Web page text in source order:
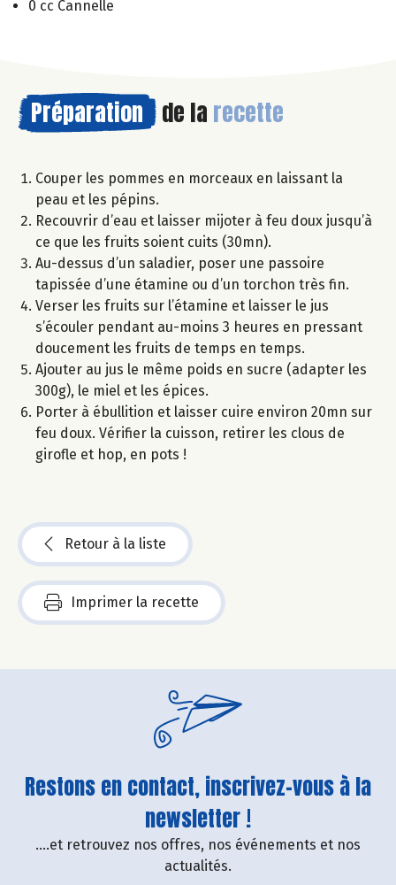
0 cc Cannelle
Préparation de la recette
Couper les pommes en morceaux en laissant la
peau et les pépins.
Recouvrir d’eau et laisser mijoter à feu doux jusqu’à
ce que les fruits soient cuits (30mn).
Au-dessus d’un saladier, poser une passoire
tapissée d’une étamine ou d’un torchon très fin.
Verser les fruits sur l’étamine et laisser le jus
s’écouler pendant au-moins 3 heures en pressant
doucement les fruits de temps en temps.
Ajouter au jus le même poids en sucre (adapter les
300g), le miel et les épices.
Porter à ébullition et laisser cuire environ 20mn sur
feu doux. Vérifier la cuisson, retirer les clous de
girofle et hop, en pots !
Retour à la liste
Imprimer la recette
Restons en contact, inscrivez-vous à la
newsletter !
....et retrouvez nos offres, nos événements et nos
actualités.